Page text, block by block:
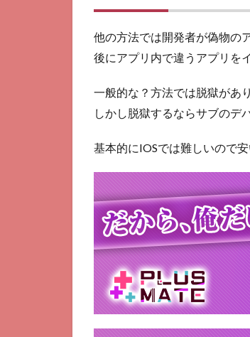
他の方法では開発者が偽物の
後にアプリ内で違うアプリを
一般的な？方法では脱獄があ
しかし脱獄するならサブのデ
基本的にIOSでは難しいので